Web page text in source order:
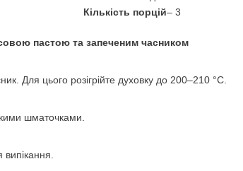
Кількість порцій– 3
пастою та запеченим часником
Для цього розігрійте духовку до 200–210 °С.
шматочками.
випікання.